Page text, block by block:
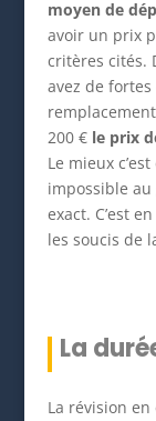
moyen de
avoir un prix
critères cités.
avez de
200 € le prix
Le mieux
impossible
exact. C’est
les soucis de
La
La révision